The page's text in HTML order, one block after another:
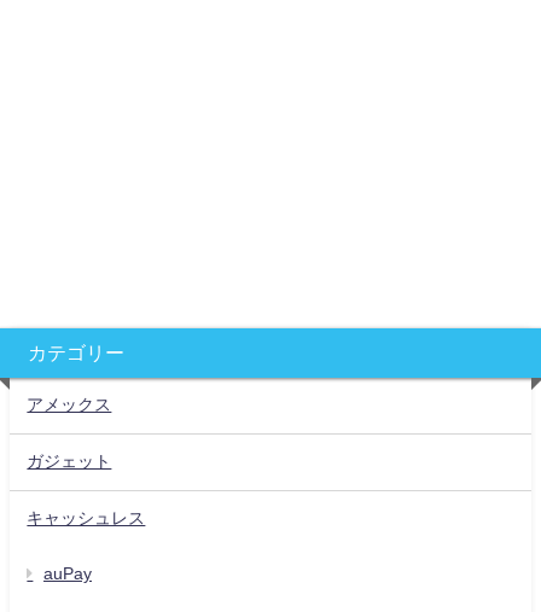
カテゴリー
アメックス
ガジェット
キャッシュレス
auPay